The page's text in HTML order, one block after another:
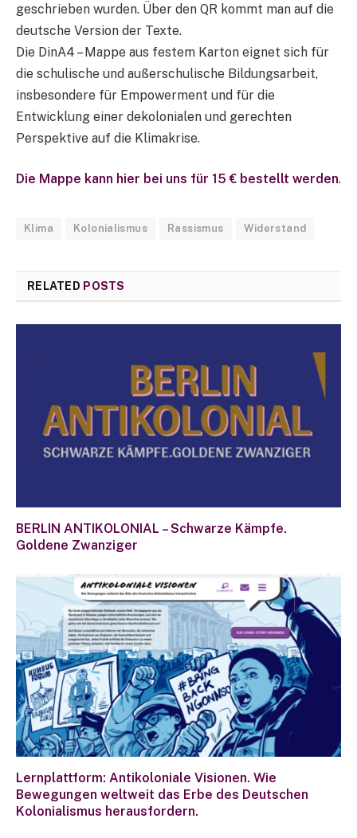
geschrieben wurden. Über den QR kommt man auf die
deutsche Version der Texte.
Die DinA4 – Mappe aus festem Karton eignet sich für
die schulische und außerschulische Bildungsarbeit,
insbesondere für Empowerment und für die
Entwicklung einer dekolonialen und gerechten
Perspektive auf die Klimakrise.
Die Mappe kann hier bei uns für 15 € bestellt werden.
Klima Kolonialismus Rassismus Widerstand
RELATED POSTS
BERLIN ANTIKOLONIAL – Schwarze Kämpfe.
Goldene Zwanziger
Lernplattform: Antikoloniale Visionen. Wie
Bewegungen weltweit das Erbe des Deutschen
Kolonialismus herausfordern.